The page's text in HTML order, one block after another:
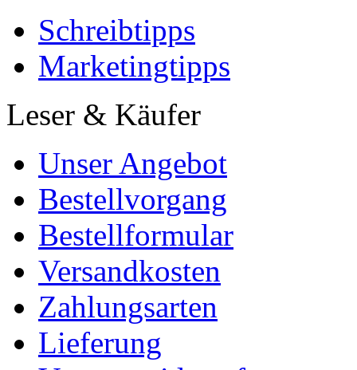
Schreibtipps
Marketingtipps
Leser & Käufer
Unser Angebot
Bestellvorgang
Bestellformular
Versandkosten
Zahlungsarten
Lieferung